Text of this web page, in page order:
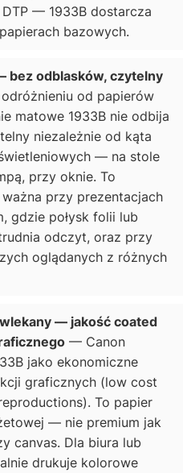
— 1933B dostarcza
bazowych.
bez odblasków, czytelny
od papierów
matowe 1933B nie odbija
niezależnie od kąta
— na stole
przy oknie. To
przy prezentacjach
gdzie połysk folii lub
odczyt, oraz przy
oglądanych z różnych
— jakość coated
— Canon
jako ekonomiczne
graficznych (low cost
To papier
— nie premium jak
canvas. Dla biura lub
drukuje kolorowe